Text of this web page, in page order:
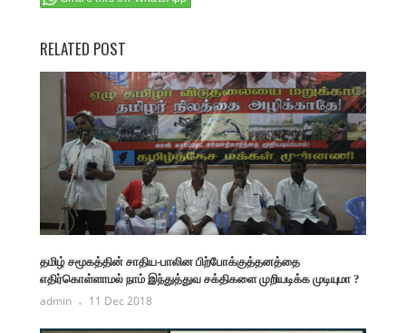
RELATED POST
தமிழ் சமூகத்தின் சாதிய-பாலின பிற்போக்குத்தனத்தை
எதிர்கொள்ளாமல் நாம் இந்துத்துவ சக்திகளை முறியடிக்க முடியுமா ?
admin 11 Dec 2018